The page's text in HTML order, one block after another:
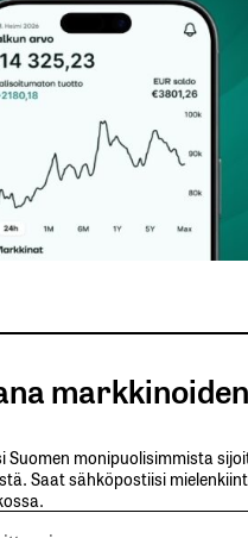
uutiskirje
markkinoiden
Suomen monipuolisimmista
Saat sähköpostiisi